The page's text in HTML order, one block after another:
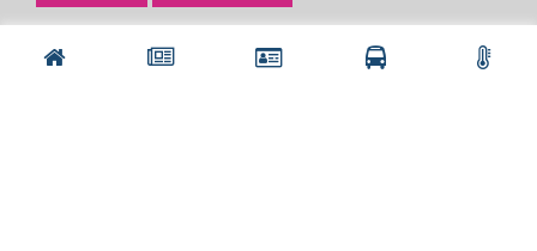
Оплата услуг:
Расценки